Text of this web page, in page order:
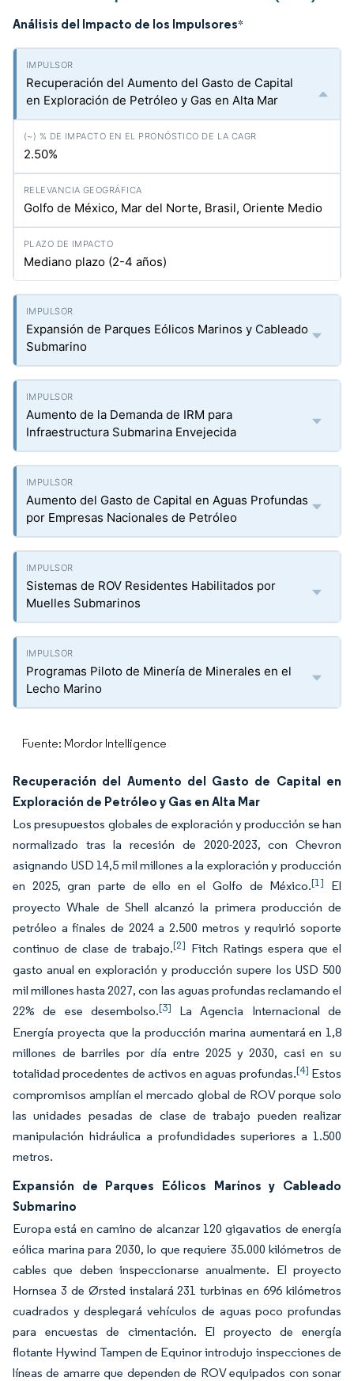
Análisis del Impacto de los Impulsores*
Recuperación del Aumento del Gasto de Capital
en Exploración de Petróleo y Gas en Alta Mar
2.50%
Golfo de México, Mar del Norte, Brasil, Oriente Medio
Mediano plazo (2-4 años)
Expansión de Parques Eólicos Marinos y Cableado
Submarino
Aumento de la Demanda de IRM para
Infraestructura Submarina Envejecida
Aumento del Gasto de Capital en Aguas Profundas
por Empresas Nacionales de Petróleo
Sistemas de ROV Residentes Habilitados por
Muelles Submarinos
Programas Piloto de Minería de Minerales en el
Lecho Marino
Fuente: Mordor Intelligence
Recuperación del Aumento del Gasto de Capital en
Exploración de Petróleo y Gas en Alta Mar
Los presupuestos globales de exploración y producción se han
normalizado tras la recesión de 2020-2023, con Chevron
asignando USD 14,5 mil millones a la exploración y producción
en 2025, gran parte de ello en el Golfo de México.[1]
El
proyecto Whale de Shell alcanzó la primera producción de
petróleo a finales de 2024 a 2.500 metros y requirió soporte
continuo de clase de trabajo.[2] Fitch Ratings espera que el
gasto anual en exploración y producción supere los USD 500
mil millones hasta 2027, con las aguas profundas reclamando el
22% de ese desembolso.[3]
La Agencia Internacional de
Energía proyecta que la producción marina aumentará en 1,8
millones de barriles por día entre 2025 y 2030, casi en su
totalidad procedentes de activos en aguas profundas.[4] Estos
compromisos amplían el mercado global de ROV porque solo
las unidades pesadas de clase de trabajo pueden realizar
manipulación hidráulica a profundidades superiores a 1.500
metros.
Expansión de Parques Eólicos Marinos y Cableado
Submarino
Europa está en camino de alcanzar 120 gigavatios de energía
eólica marina para 2030, lo que requiere 35.000 kilómetros de
cables que deben inspeccionarse anualmente. El proyecto
Hornsea 3 de Ørsted instalará 231 turbinas en 696 kilómetros
cuadrados y desplegará vehículos de aguas poco profundas
para encuestas de cimentación. El proyecto de energía
flotante Hywind Tampen de Equinor introdujo inspecciones de
líneas de amarre que dependen de ROV equipados con sonar